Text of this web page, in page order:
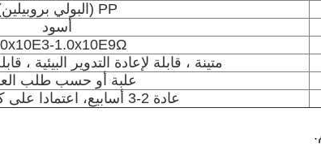
PP (البولي بروبيلين)
أسود
1.0x10E9Ω
متينة ، قابلة لإعادة التدوير البيئية ،
علبة أو حسب طلب
عادة 2-3 أسابيع، اعتمادا على كمية الطلب